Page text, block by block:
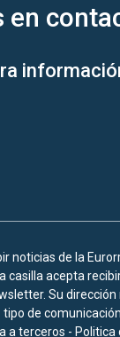
en
noticias de la
casilla acepta
Su
de
a terceros - Politica